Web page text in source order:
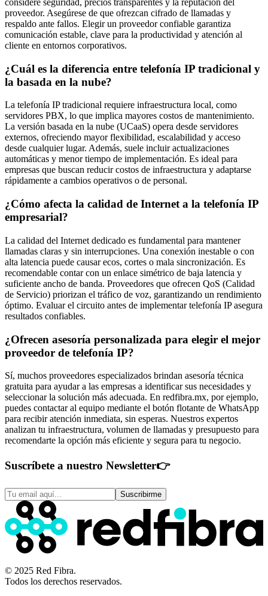
considere seguridad, precios transparentes y la reputación del
proveedor. Asegúrese de que ofrezcan cifrado de llamadas y
respaldo ante fallos. Elegir un proveedor confiable garantiza
comunicación estable, clave para la productividad y atención al
cliente en entornos corporativos.
¿Cuál es la diferencia entre telefonía IP tradicional y
la basada en la nube?
La telefonía IP tradicional requiere infraestructura local, como
servidores PBX, lo que implica mayores costos de mantenimiento.
La versión basada en la nube (UCaaS) opera desde servidores
externos, ofreciendo mayor flexibilidad, escalabilidad y acceso
desde cualquier lugar. Además, suele incluir actualizaciones
automáticas y menor tiempo de implementación. Es ideal para
empresas que buscan reducir costos de infraestructura y adaptarse
rápidamente a cambios operativos o de personal.
¿Cómo afecta la calidad de Internet a la telefonía IP
empresarial?
La calidad del Internet dedicado es fundamental para mantener
llamadas claras y sin interrupciones. Una conexión inestable o con
alta latencia puede causar ecos, cortes o mala sincronización. Es
recomendable contar con un enlace simétrico de baja latencia y
suficiente ancho de banda. Proveedores que ofrecen QoS (Calidad
de Servicio) priorizan el tráfico de voz, garantizando un rendimiento
óptimo. Evaluar el circuito antes de implementar telefonía IP asegura
resultados confiables.
¿Ofrecen asesoría personalizada para elegir el mejor
proveedor de telefonía IP?
Sí, muchos proveedores especializados brindan asesoría técnica
gratuita para ayudar a las empresas a identificar sus necesidades y
seleccionar la solución más adecuada. En redfibra.mx, por ejemplo,
puedes contactar al equipo mediante el botón flotante de WhatsApp
para recibir atención inmediata, sin esperas. Nuestros expertos
analizan tu infraestructura, volumen de llamadas y presupuesto para
recomendarte la opción más eficiente y segura para tu negocio.
Suscríbete a nuestro Newsletter👉
Suscribirme
© 2025 Red Fibra.
Todos los derechos reservados.